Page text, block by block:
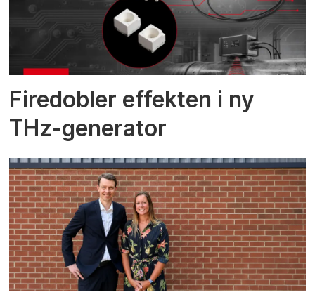
Firedobler effekten i ny
THz-generator